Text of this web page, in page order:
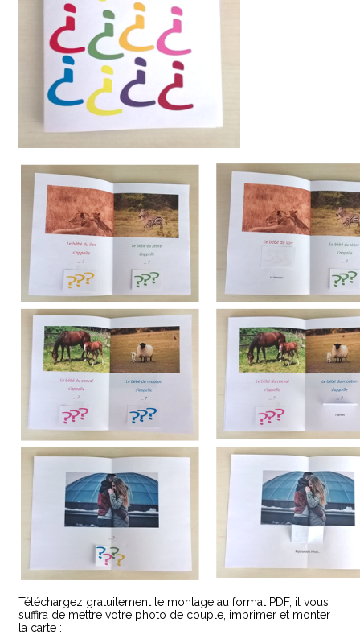
Téléchargez gratuitement le montage au format PDF, il vous
suffira de mettre votre photo de couple, imprimer et monter
la carte :